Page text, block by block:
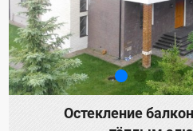
Остекление